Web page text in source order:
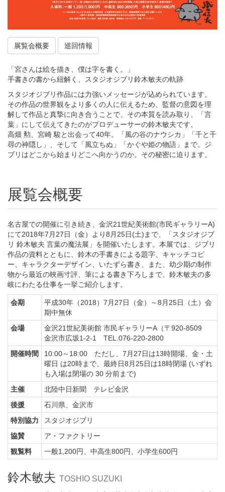
展覧会概要 巡回情報
「宮さんは絵を描き、僕は字を書く。」
手書きの書から紐解く、スタジオジブリ鈴木敏夫の軌跡
スタジオジブリ作品には力強いメッセージが込められています。
その作品の世界観をより多くの人に伝えるため、監督の意図を理
解して作品と真摯に向き合うことで、その本質を読み取り、「言
葉」にして伝えてきたのがプロデューサーの鈴木敏夫です。
高畑 勲、宮崎 駿と出会って40年。「風の谷のナウシカ」「千と千
尋の神隠し」、そして「風立ちぬ」「かぐや姫の物語」まで。ジ
ブリはどこから始まりどこへ向かうのか。その秘密に迫ります。
展覧会概要
名古屋での開催に引き続き、金沢21世紀美術館(市民ギャラリーA)
にて2018年7月27日（金）より8月25日(土)まで、「スタジオジブ
リ 鈴木敏夫 言葉の魔法展」を開催いたします。本展では、ジブリ
作品の資料とともに、鈴木の手書きによる題字、キャッチコピ
ー、キャラクターデザイン、いたずら書き、また、幼少期の制作
物から最近の映画寸評、筆による書き下ろしまで、鈴木敏夫の多
岐にわたる仕事を一挙ご紹介します。
会期
平成30年（2018）7月27日（金）～8月25日（土）会
期中無休
会場
金沢21世紀美術館 市民ギャラリーA（〒920-8509
金沢市広坂1-2-1 TEL.076-220-2800
開催時間
10:00～18:00 ただし、7月27日は13時開場、金・土
曜日 は20時まで、最終日8月25日は18時閉場 (いずれ
も入場は閉場の 30 分前まで)
主催
北陸中日新聞 テレビ金沢
後援
石川県、金沢市
特別協力
スタジオジブリ
協賛
ア・ファクトリー
観覧料
一般1,200円、中高生800円、小学生600円
鈴木敏夫 TOSHIO SUZUKI